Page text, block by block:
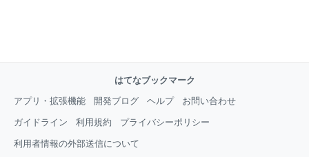
はてなブックマーク
アプリ・拡張機能
開発ブログ ヘルプ お問い合わせ
ガイドライン 利用規約 プライバシーポリシー
利用者情報の外部送信について